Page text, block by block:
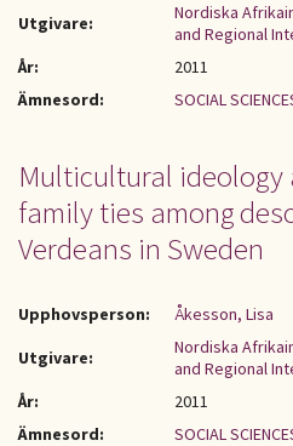
Utgivare:
Nordiska
and Regional
År:
2011
Ämnesord:
SOCIAL
Multicultural
family ties among
Verdeans in Sweden
Upphovsperson:
Åkesson, Lisa
Utgivare:
Nordiska
and Regional
År:
2011
Ämnesord:
SOCIAL